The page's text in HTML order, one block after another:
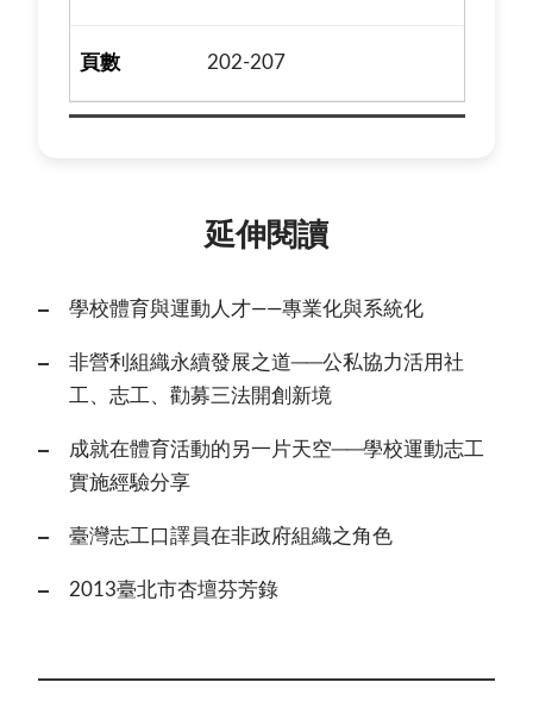
202-207
延伸閱讀
學校體育與運動人才——專業化與系統化
非營利組織永續發展之道──公私協力活用社
工、志工、勸募三法開創新境
成就在體育活動的另一片天空──學校運動志工
實施經驗分享
臺灣志工口譯員在非政府組織之角色
2013臺北市杏壇芬芳錄